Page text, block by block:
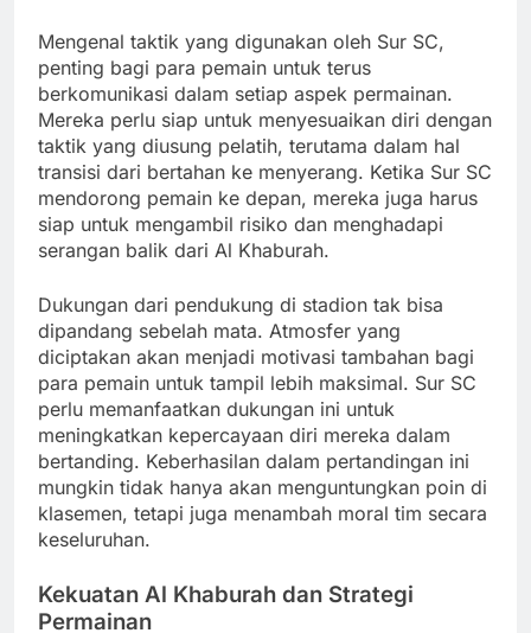
Mengenal taktik yang digunakan oleh Sur SC,
penting bagi para pemain untuk terus
berkomunikasi dalam setiap aspek permainan.
Mereka perlu siap untuk menyesuaikan diri dengan
taktik yang diusung pelatih, terutama dalam hal
transisi dari bertahan ke menyerang. Ketika Sur SC
mendorong pemain ke depan, mereka juga harus
siap untuk mengambil risiko dan menghadapi
serangan balik dari Al Khaburah.
Dukungan dari pendukung di stadion tak bisa
dipandang sebelah mata. Atmosfer yang
diciptakan akan menjadi motivasi tambahan bagi
para pemain untuk tampil lebih maksimal. Sur SC
perlu memanfaatkan dukungan ini untuk
meningkatkan kepercayaan diri mereka dalam
bertanding. Keberhasilan dalam pertandingan ini
mungkin tidak hanya akan menguntungkan poin di
klasemen, tetapi juga menambah moral tim secara
keseluruhan.
Kekuatan Al Khaburah dan Strategi
Permainan